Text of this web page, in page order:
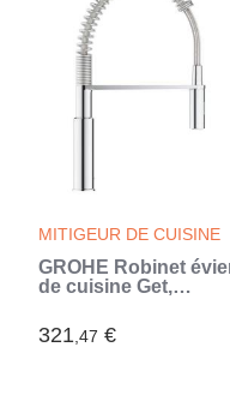
MITIGEUR DE CUISINE
GROHE Robinet
de cuisine Get,
monocommande 2
jets, robinet avec
321,47 €